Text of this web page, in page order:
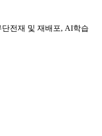
전재 및 재배포, AI학습